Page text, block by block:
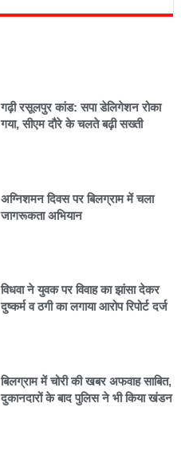
गढ़ी रसूलपुर कांड: सपा डेलिगेशन रोका
गया, सीएम दौरे के चलते बढ़ी सख्ती
अग्निशमन दिवस पर बिलग्राम में चला
जागरूकता अभियान
विधवा ने युवक पर विवाह का झांसा देकर
दुष्कर्म व ठगी का लगाया आरोप रिपोर्ट दर्ज
बिलग्राम में चोरी की खबर अफवाह साबित,
दुकानदारों के बाद पुलिस ने भी किया खंडन